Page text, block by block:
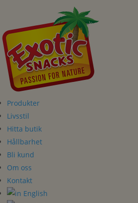
Produkter
Livsstil
Hitta butik
Hållbarhet
Bli kund
Om oss
Kontakt